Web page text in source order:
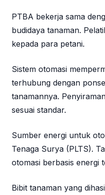
PTBA bekerja sama
budidaya tanaman.
kepada para petani.
Sistem otomasi
terhubung dengan
tanamannya.
sesuai standar.
Sumber energi untuk
Tenaga Surya (PLTS).
otomasi berbasis energi
Bibit tanaman yang